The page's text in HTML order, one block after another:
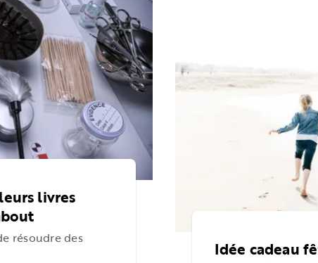
livres
résoudre des
Idée cadeau